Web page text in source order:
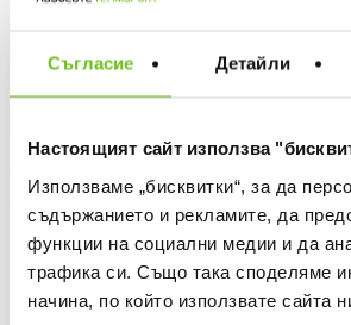
Съгласие Детайли
Настоящият сайт използва
Използваме „бисквитки“, за да
съдържанието и рекламите, да
функции на социални медии и да
трафика си. Също така споделяме
начина, по който използвате сайта
Ajax Amsterdam Seasonal
Graphic T-Shirt
Текуща цена:
24,49 €/47,90 BGN
Regular price:
34,99 €Regular price